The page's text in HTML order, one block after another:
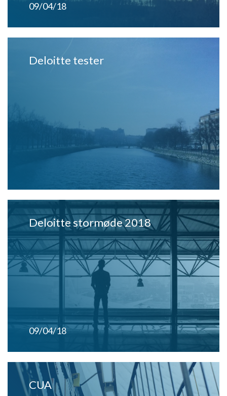
09/04/18
Deloitte tester
Deloitte stormøde 2018
09/04/18
CUA